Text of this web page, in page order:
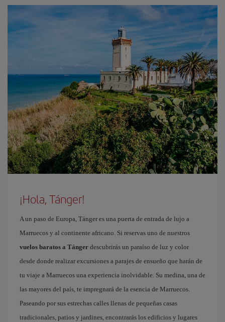
¡Hola, Tánger!
A un paso de Europa, Tánger es una puerta de entrada de lujo a
Marruecos y al continente africano. Si reservas uno de nuestros
vuelos baratos a Tánger descubrirás un paraíso de luz y color
desde donde realizar excursiones a parajes de ensueño que harán de
tu viaje a Marruecos una experiencia inolvidable. Su medina, una de
las mayores del país, te impregnará de la esencia de Marruecos.
Paseando por sus estrechas calles llenas de pequeñas casas
tradicionales, patios y jardines, encontrarás los edificios y lugares